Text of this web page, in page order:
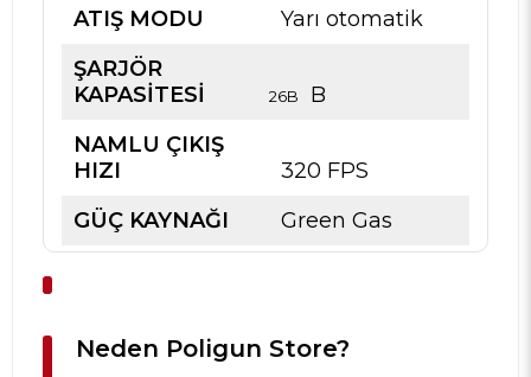
ATIŞ MODU
Yarı otomatik
ŞARJÖR
KAPASİTESİ
26B
B
NAMLU ÇIKIŞ
HIZI
320 FPS
GÜÇ KAYNAĞI
Green Gas
Neden Poligun Store?